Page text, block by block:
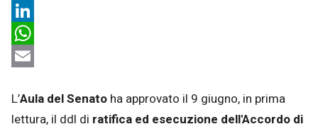
X
LinkedIn
WhatsApp
L’Aula del Senato ha approvato il 9 giugno, in prima
lettura, il ddl di ratifica ed esecuzione dell'Accordo di